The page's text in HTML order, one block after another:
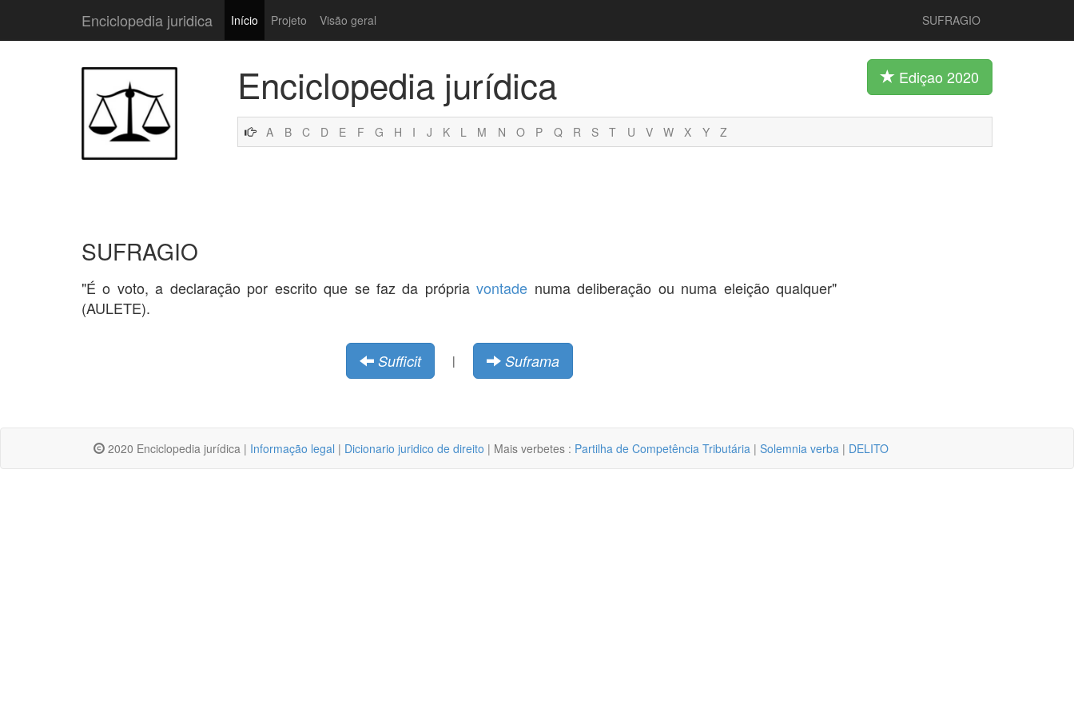
Enciclopedia juridica Início Projeto Visão geral SUFRAGIO
Enciclopedia jurídica Ediçao 2020
A B C D E F G H I J K L M N O P Q R S T U V W X Y Z
SUFRAGIO
"É o voto, a declaração por escrito que se faz da própriavontade numa deliberação ou numa eleição qualquer"
(AULETE).
Sufficit | Suframa
2020 Enciclopedia jurídica | Informação legal | Dicionario juridico de direito | Mais verbetes : Partilha de Competência Tributária | Solemnia verba | DELITO